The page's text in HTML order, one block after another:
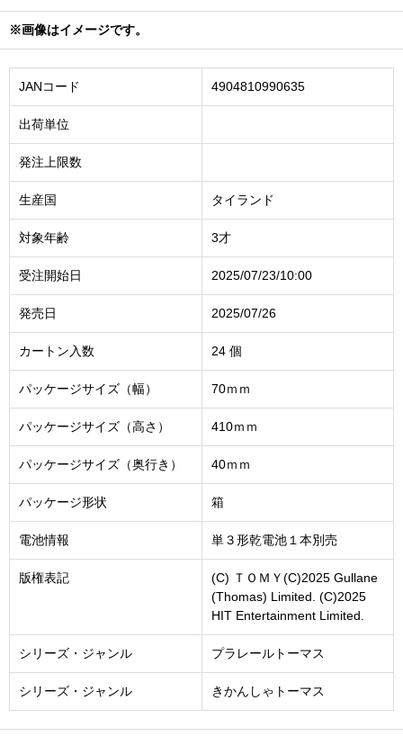
※画像はイメージです。
JANコード 4904810990635
出荷単位
発注上限数
生産国 タイランド
対象年齢 3才
受注開始日 2025/07/23/10:00
発売日 2025/07/26
カートン入数 24 個
パッケージサイズ（幅） 70ｍｍ
パッケージサイズ（高さ） 410ｍｍ
パッケージサイズ（奥行き） 40ｍｍ
パッケージ形状 箱
電池情報 単３形乾電池１本別売
版権表記
(C) ＴＯＭＹ(C)2025 Gullane
(Thomas) Limited. (C)2025
HIT Entertainment Limited.
シリーズ・ジャンル プラレールトーマス
シリーズ・ジャンル きかんしゃトーマス